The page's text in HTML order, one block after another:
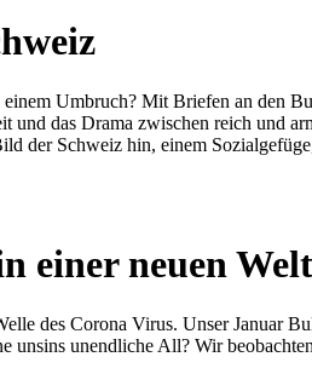
Umbruch? Mit Briefen an den
und das Drama zwischen reich und
der Schweiz hin, einem
einer neuen Welt
des Corona Virus. Unser Januar
unsins unendliche All? Wir